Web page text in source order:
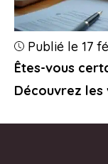
Êtes-vous
Découvrez
Publié le 17